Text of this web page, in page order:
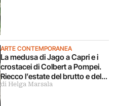
ARTE CONTEMPORANEA
La medusa di Jago a Capri e i
crostacei di Colbert a Pompei.
Riecco l’estate del brutto e del
banale
di Helga Marsala